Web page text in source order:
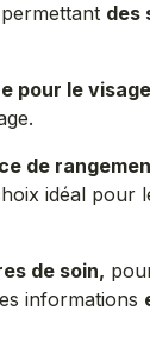
permettant des
pour le visage
de
idéal pour
de soin,
informations